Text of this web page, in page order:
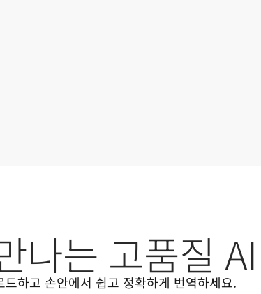
나는 고품질 AI
하고 손안에서 쉽고 정확하게 번역하세요.